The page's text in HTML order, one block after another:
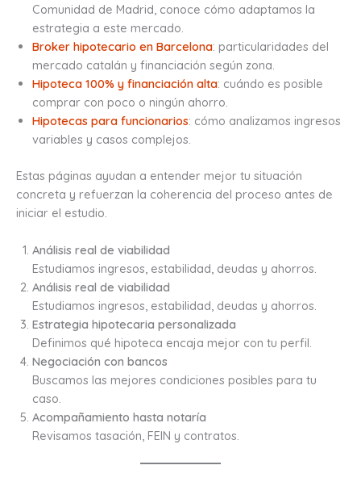
Comunidad de Madrid, conoce cómo adaptamos la
estrategia a este mercado.
Broker hipotecario en Barcelona: particularidades del
mercado catalán y financiación según zona.
Hipoteca 100% y financiación alta: cuándo es posible
comprar con poco o ningún ahorro.
Hipotecas para funcionarios: cómo analizamos ingresos
variables y casos complejos.
Estas páginas ayudan a entender mejor tu situación
concreta y refuerzan la coherencia del proceso antes de
iniciar el estudio.
Análisis real de viabilidad
Estudiamos ingresos, estabilidad, deudas y ahorros.
Análisis real de viabilidad
Estudiamos ingresos, estabilidad, deudas y ahorros.
Estrategia hipotecaria personalizada
Definimos qué hipoteca encaja mejor con tu perfil.
Negociación con bancos
Buscamos las mejores condiciones posibles para tu
caso.
Acompañamiento hasta notaría
Revisamos tasación, FEIN y contratos.